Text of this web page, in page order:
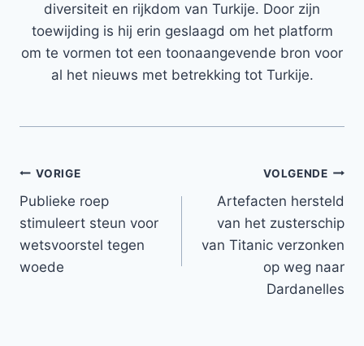
diversiteit en rijkdom van Turkije. Door zijn
toewijding is hij erin geslaagd om het platform
om te vormen tot een toonaangevende bron voor
al het nieuws met betrekking tot Turkije.
Bericht
navigatie
VORIGE
Publieke roep
stimuleert steun voor
wetsvoorstel tegen
woede
VOLGENDE
Artefacten hersteld
van het zusterschip
van Titanic verzonken
op weg naar
Dardanelles